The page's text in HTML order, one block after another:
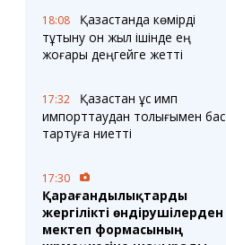
18:08
Қазақстанда көмірді
тұтыну он жыл ішінде ең
жоғары деңгейге жетті
17:32
Қазақстан құс имп
импорттаудан толығымен бас
тартуға ниетті
17:30
Қарағандылықтарды
жергілікті өндірушілерден
мектеп формасының